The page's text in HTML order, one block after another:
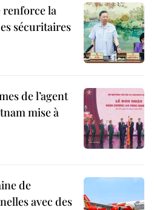
renforce la
sécuritaires
de l’agent
mise à
de
avec des